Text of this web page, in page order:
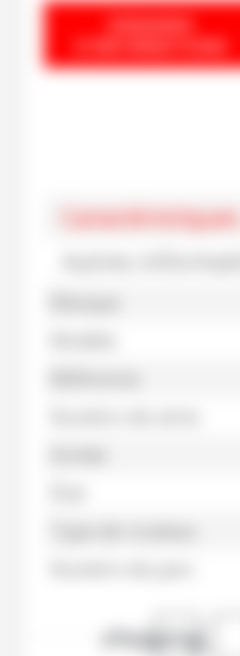
shopping_cart
Caractéristiques